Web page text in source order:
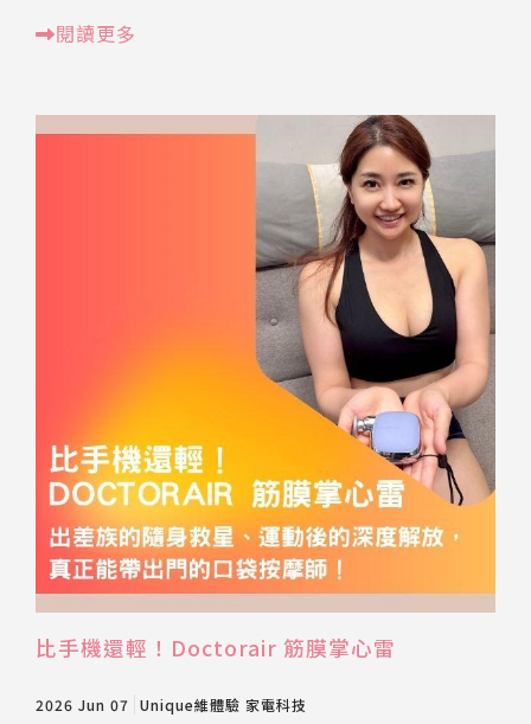
閱讀更多
比手機還輕！Doctorair 筋膜掌心雷
2026 Jun 07 Unique維體驗 家電科技